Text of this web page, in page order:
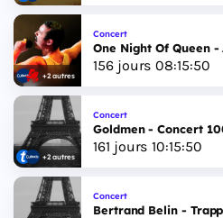
+2 autres
Concert
One Night Of Queen
156jours 08:15:49
+2 autres
Concert
Goldmen - Concert
161 jours 10:15:49
Concert
Bertrand Belin -